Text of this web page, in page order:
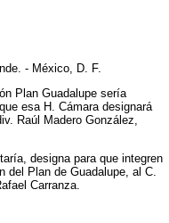
- México, D. F.
Plan Guadalupe sería
esa H. Cámara designará
Raúl Madero González,
designa para que integren
del Plan de Guadalupe, al C.
Carranza.